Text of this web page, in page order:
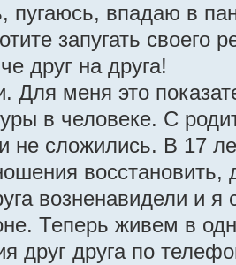
пугаюсь, впадаю в
запугать своего
друг на друга!
Для меня это
в человеке. С
не сложились. В 17
восстановить,
возненавидели и я
Теперь живем в
друг друга по